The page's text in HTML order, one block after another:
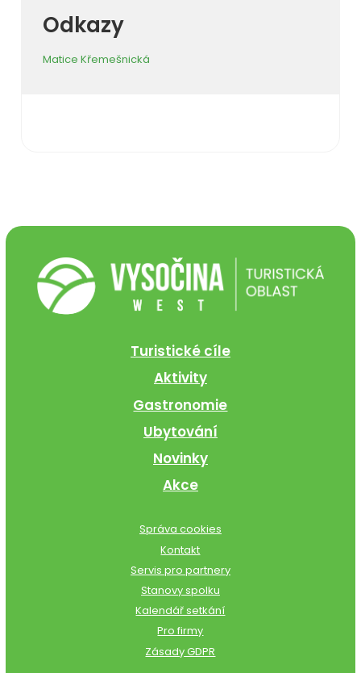
Odkazy
Matice Křemešnická
Turistické cíle
Aktivity
Gastronomie
Ubytování
Novinky
Akce
Správa cookies
Kontakt
Servis pro partnery
Stanovy spolku
Kalendář setkání
Pro firmy
Zásady GDPR